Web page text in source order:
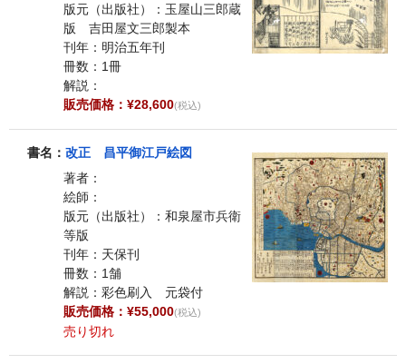
版元（出版社）：玉屋山三郎蔵
版 吉田屋文三郎製本
刊年：明治五年刊
冊数：1冊
解説：
販売価格：¥28,600(税込)
書名： 改正 昌平御江戸絵図
著者：
絵師：
版元（出版社）：和泉屋市兵衛
等版
刊年：天保刊
冊数：1舗
解説：彩色刷入 元袋付
販売価格：¥55,000(税込)
売り切れ